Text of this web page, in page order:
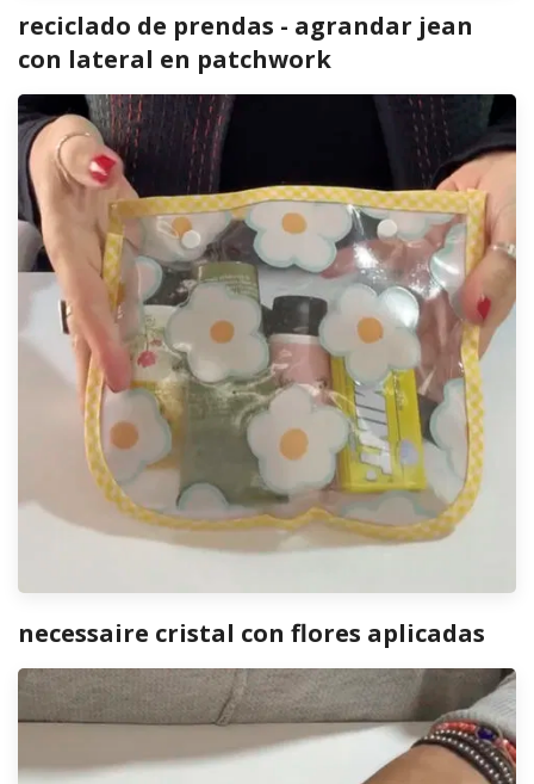
reciclado de prendas - agrandar jean
con lateral en patchwork
necessaire cristal con flores aplicadas